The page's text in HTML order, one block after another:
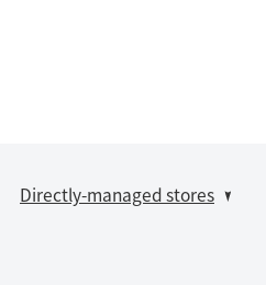
Directly-managed stores